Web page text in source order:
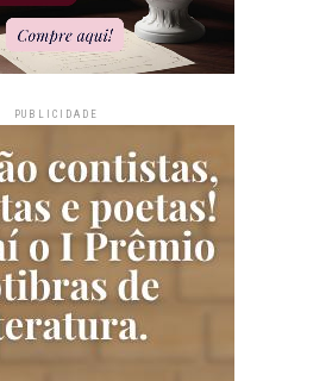
PUBLICIDADE